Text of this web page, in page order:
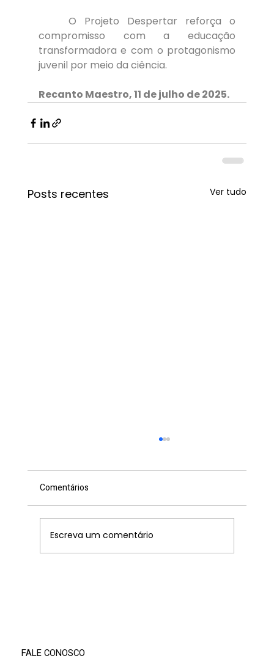
compromisso com a educação
transformadora e com o protagonismo
juvenil por meio da ciência.
Recanto Maestro, 11 de julho de 2025.
Posts recentes Ver tudo
Comentários
Escreva um comentário
FALE CONOSCO